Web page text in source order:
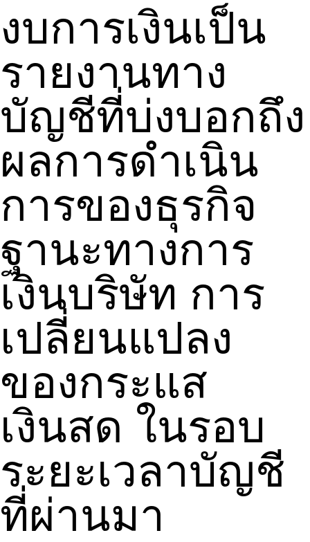
งบการเงินเป็น
รายงานทาง
บัญชีที่บ่งบอกถึง
ผลการดำเนิน
การของธุรกิจ
ฐานะทางการ
เงินบริษัท การ
เปลี่ยนแปลง
ของกระแส
เงินสด ในรอบ
ระยะเวลาบัญชี
ที่ผ่านมา